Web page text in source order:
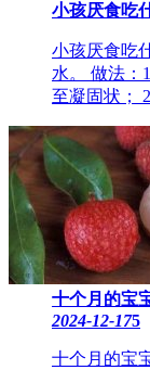
小孩厌食吃
小孩厌食吃
水。 做法：
至凝固状；
十个月的宝
2024-12-175
十个月的宝